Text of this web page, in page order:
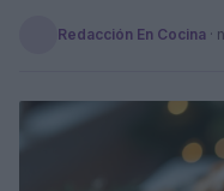
Redacción En Cocina ·